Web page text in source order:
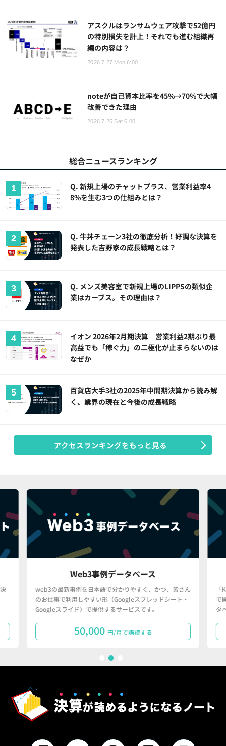
アスクルはランサムウェア攻撃で52億円
の特別損失を計上！それでも進む組織再
編の内容は？
2026.7.27 Mon 6:00
noteが自己資本比率を45%→70%で大幅
改善できた理由
2026.7.25 Sat 6:00
総合ニュースランキング
Q. 新規上場のチャットプラス、営業利益率4
8%を生む3つの仕組みとは？
Q. 牛丼チェーン3社の徹底分析！好調な決算を
発表した吉野家の成長戦略とは？
Q. メンズ美容室で新規上場のLIPPSの類似企
業はカーブス。その理由は？
イオン 2026年2月期決算 営業利益2期ぶり最
高益でも「稼ぐ力」の二極化が止まらないのは
なぜか
百貨店大手3社の2025年中間期決算から読み解
く、業界の現在と今後の成長戦略
アクセスランキングをもっと見る
Web3事例データベース
web3の最新事例を日本語で分かりやすく、かつ、皆さん
のお仕事で利用しやすい形（Googleスプレッドシート・
Googleスライド）で提供するサービスです。
50,000 円/月で購読する
で
タ